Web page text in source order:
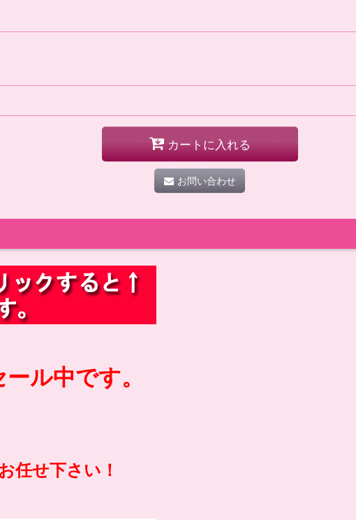
カートに入れる
お問い合わせ
ル中です。
任せ下さい！